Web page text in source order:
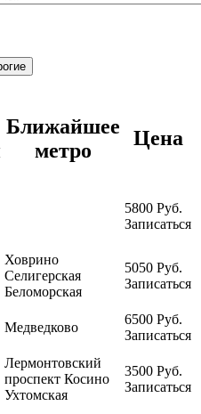
Ближайшее
метро
Цена
5800 Руб.
Записаться
Ховрино
Селигерская
Беломорская
5050 Руб.
Записаться
Медведково
6500 Руб.
Записаться
Лермонтовский
проспект Косино
Ухтомская
3500 Руб.
Записаться